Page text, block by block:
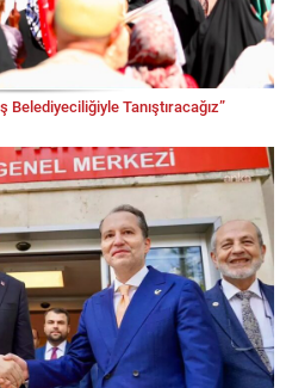
Belediyeciliğiyle Tanıştıracağız”